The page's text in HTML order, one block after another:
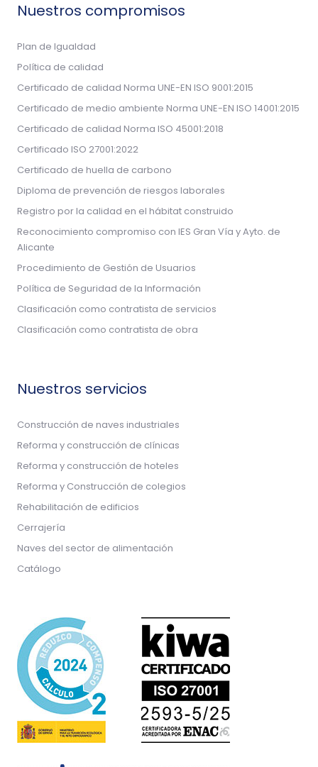
Nuestros compromisos
Plan de Igualdad
Política de calidad
Certificado de calidad Norma UNE-EN ISO 9001:2015
Certificado de medio ambiente Norma UNE-EN ISO 14001:2015
Certificado de calidad Norma ISO 45001:2018
Certificado ISO 27001:2022
Certificado de huella de carbono
Diploma de prevención de riesgos laborales
Registro por la calidad en el hábitat construido
Reconocimiento compromiso con IES Gran Vía y Ayto. de
Alicante
Procedimiento de Gestión de Usuarios
Política de Seguridad de la Información
Clasificación como contratista de servicios
Clasificación como contratista de obra
Nuestros servicios
Construcción de naves industriales
Reforma y construcción de clínicas
Reforma y construcción de hoteles
Reforma y Construcción de colegios
Rehabilitación de edificios
Cerrajería
Naves del sector de alimentación
Catálogo